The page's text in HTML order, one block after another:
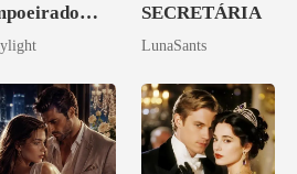
SECRETÁRIA
LunaSants